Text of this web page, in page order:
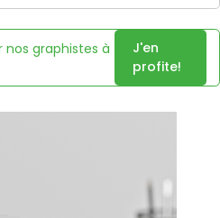
graphistes à
J'en
profite!